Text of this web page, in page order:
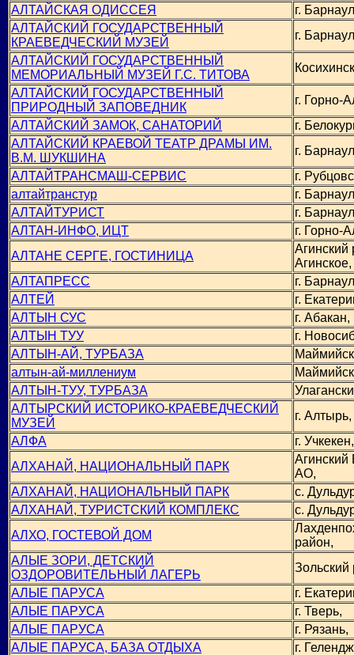
АЛТАЙСКАЯ ОДИССЕЯ
г.
АЛТАЙСКИЙ ГОСУДАРСТВЕННЫЙ
КРАЕВЕДЧЕСКИЙ МУЗЕЙ
г.
АЛТАЙСКИЙ ГОСУДАРСТВЕННЫЙ
МЕМОРИАЛЬНЫЙ МУЗЕЙ Г.С. ТИТОВА
АЛТАЙСКИЙ ГОСУДАРСТВЕННЫЙ
ПРИРОДНЫЙ ЗАПОВЕДНИК
г. Горно-
АЛТАЙСКИЙ ЗАМОК, САНАТОРИЙ
г.
АЛТАЙСКИЙ КРАЕВОЙ ТЕАТР ДРАМЫ ИМ.
В.М. ШУКШИНА
г.
АЛТАЙТРАНСМАШ-СЕРВИС
г.
алтайтранстур
г.
АЛТАЙТУРИСТ
г.
АЛТАН-ИНФО, ИЦТ
г. Горно-
АЛТАНЕ СЕРГЕ, ГОСТИНИЦА
Агинский
Агинское,
АЛТАПРЕСС
г.
АЛТЕЙ
г.
АЛТЫН СУС
г. Абакан,
АЛТЫН ТУУ
г.
АЛТЫН-АЙ, ТУРБАЗА
алтын-ай-миллениум
АЛТЫН-ТУУ, ТУРБАЗА
АЛТЫРСКИЙ ИСТОРИКО-КРАЕВЕДЧЕСКИЙ
МУЗЕЙ
г. Алтырь,
АЛФА
г. Учкекен,
АЛХАНАЙ, НАЦИОНАЛЬНЫЙ ПАРК
Агинский
АО,
АЛХАНАЙ, НАЦИОНАЛЬНЫЙ ПАРК
с.
АЛХАНАЙ, ТУРИСТСКИЙ КОМПЛЕКС
с.
АЛХО, ГОСТЕВОЙ ДОМ
район,
АЛЫЕ ЗОРИ, ДЕТСКИЙ
ОЗДОРОВИТЕЛЬНЫЙ ЛАГЕРЬ
Зольский
АЛЫЕ ПАРУСА
г.
АЛЫЕ ПАРУСА
г. Тверь,
АЛЫЕ ПАРУСА
г. Рязань,
АЛЫЕ ПАРУСА, БАЗА ОТДЫХА
г.